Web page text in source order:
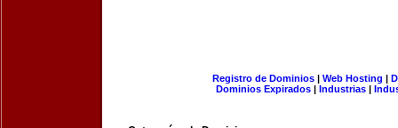
Registro de Dominios| Web Hosting |
Dominios Expirados | Industrias |